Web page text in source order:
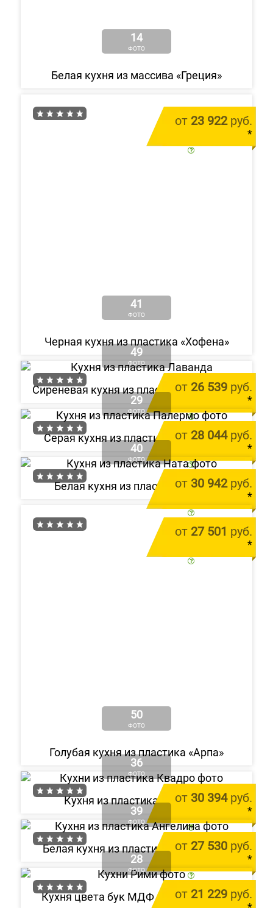
14
ФОТО
Белая кухня из массива «Греция»
41
ФОТО
от 23 922руб.
*
Черная кухня из пластика «Хофена»
49
ФОТО
от 26 539 руб.
*
цена за 1 м.п.
Сиреневая кухня из пластика «Лаванда»
29
ФОТО
от 28 044руб.
*
цена за 1 м.п.
Серая кухня из пластика «Палермо»
40
ФОТО
от 30 942руб.
*
Белая кухня из пластика «Ната»
50
ФОТО
от 27 501 руб.
*
Голубая кухня из пластика «Арпа»
36
ФОТО
от 30 394руб.
*
цена за 1 м.п.
Кухня из пластика «Квадро»
39
ФОТО
от 27 530 руб.
*
Белая кухня из пластика «Ангелина»
28
ФОТО
от 21 229 руб.
Кухня цвета бук МДФ пленка «Рими»